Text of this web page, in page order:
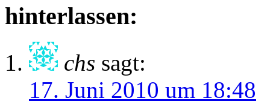
hinterlassen:
chs sagt:
17. Juni 2010 um 18:48